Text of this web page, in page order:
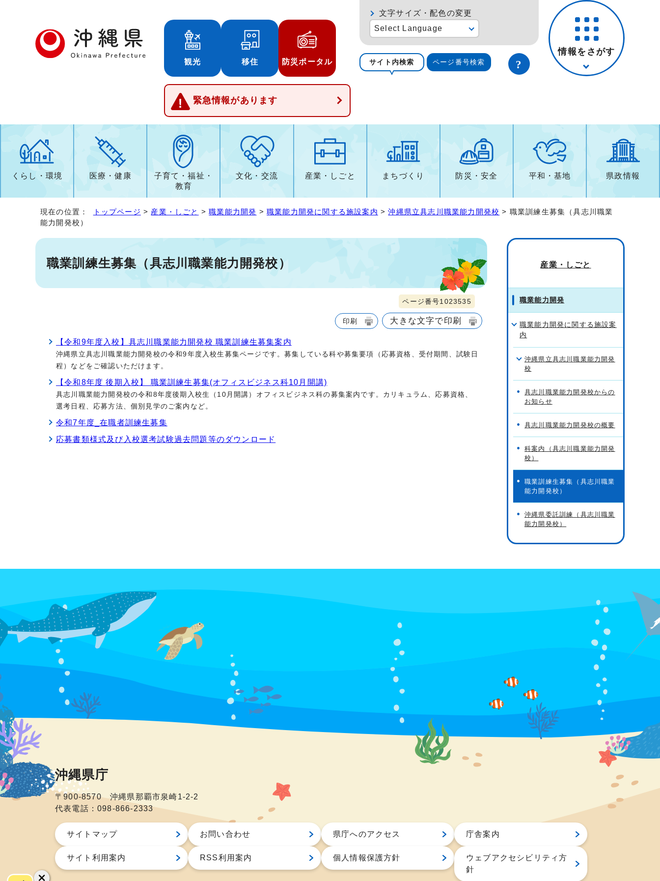
観光 移住 防災ポータル
緊急情報があります
文字サイズ・配色の変更
Select Language
サイト内検索 ページ番号検索
情報をさがす
くらし・環境 医療・健康
子育て・福祉・
教育
文化・交流 産業・しごと まちづくり 防災・安全 平和・基地 県政情報
現在の位置： トップページ > 産業・しごと >職業能力開発 >職業能力開発に関する施設案内 >沖縄県立具志川職業能力開発校 > 職業訓練生募集（具志川職業
能力開発校）
職業訓練生募集（具志川職業能力開発校）
ページ番号1023535
印刷 大きな文字で印刷
【令和9年度入校】具志川職業能力開発校 職業訓練生募集案内
沖縄県立具志川職業能力開発校の令和9年度入校生募集ページです。募集している科や募集要項（応募資格、受付期間、試験日
程）などをご確認いただけます。
【令和8年度 後期入校】 職業訓練生募集(オフィスビジネス科10月開講)
具志川職業能力開発校の令和8年度後期入校生（10月開講）オフィスビジネス科の募集案内です。カリキュラム、応募資格、
選考日程、応募方法、個別見学のご案内など。
令和7年度_在職者訓練生募集
応募書類様式及び入校選考試験過去問題等のダウンロード
産業・しごと
職業能力開発
職業能力開発に関する施設案
内
沖縄県立具志川職業能力開発
校
具志川職業能力開発校からの
お知らせ
具志川職業能力開発校の概要
科案内（具志川職業能力開発
校）
職業訓練生募集（具志川職業
能力開発校）
沖縄県委託訓練（具志川職業
能力開発校）
沖縄県庁
〒900-8570 沖縄県那覇市泉崎1-2-2
代表電話：098-866-2333
サイトマップ お問い合わせ 県庁へのアクセス 庁舎案内
サイト利用案内 RSS利用案内 個人情報保護方針
ウェブアクセシビリティ方
針